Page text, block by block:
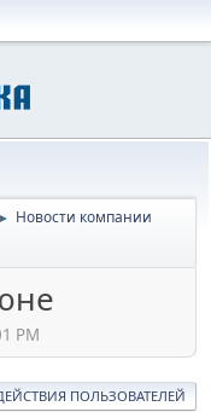
► Новости компании
PM
ПОЛЬЗОВАТЕЛЕЙ